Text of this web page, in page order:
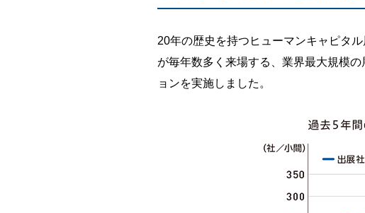
20年の歴史を持つヒューマンキャピタ
が毎年数多く来場する、業界最大規模
ョンを実施しました。